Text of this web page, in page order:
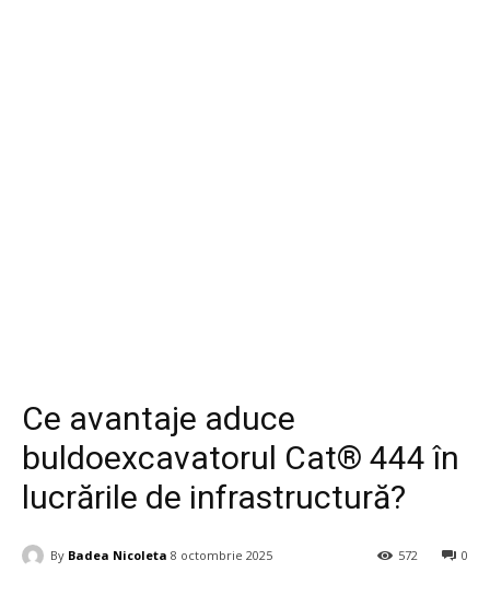
Ce avantaje aduce
buldoexcavatorul Cat® 444 în
lucrările de infrastructură?
By Badea Nicoleta 8 octombrie 2025 0
572